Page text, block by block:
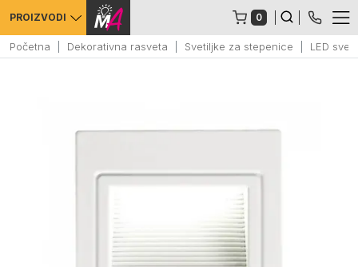
PROIZVODI 0
Početna Dekorativna rasveta Svetiljke za stepenice LED